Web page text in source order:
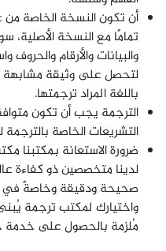
أن تكون النسخة الخاصة من
تمامًا مع النسخة الأصلية،
والبيانات والأرقام
لتحصل على وثيقة مشابهة
باللغة المراد ترجمتها.
الترجمة يجب أن تكون
التشريعات الخاصة
ضرورة الاستعانة بمكتبنا
لدينا متخصصين ذو كفاءة
صحيحة ودقيقة وخاصةً في
واختيارك لمكتب ترجمة
مُلزمة بالحصول على خدمة